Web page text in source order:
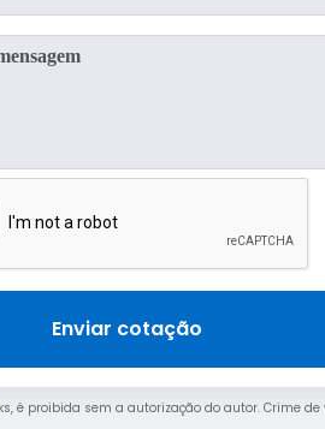
Enviar cotação
é proibida sem a autorização do autor. Crime